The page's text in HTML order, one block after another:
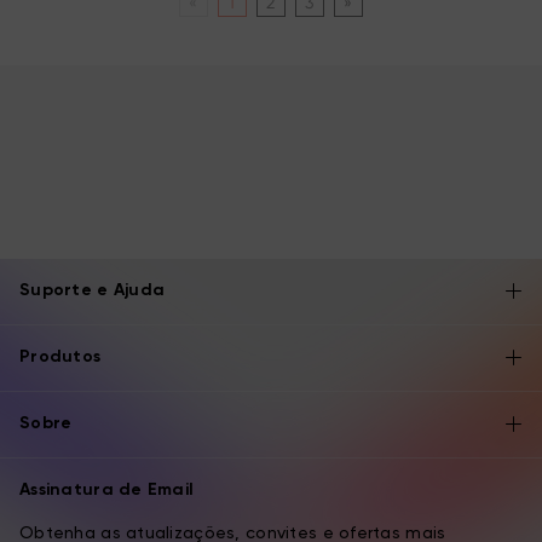
Suporte e Ajuda
Produtos
Sobre
Assinatura de Email
Obtenha as atualizações, convites e ofertas mais